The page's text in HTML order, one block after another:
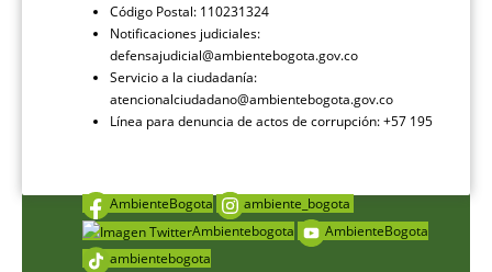
Código Postal: 110231324
Notificaciones judiciales:
defensajudicial@ambientebogota.gov.co
Servicio a la ciudadanía:
atencionalciudadano@ambientebogota.gov.co
Línea para denuncia de actos de corrupción: +57 195
AmbienteBogota
ambiente_bogota
Ambientebogota
AmbienteBogota
ambientebogota